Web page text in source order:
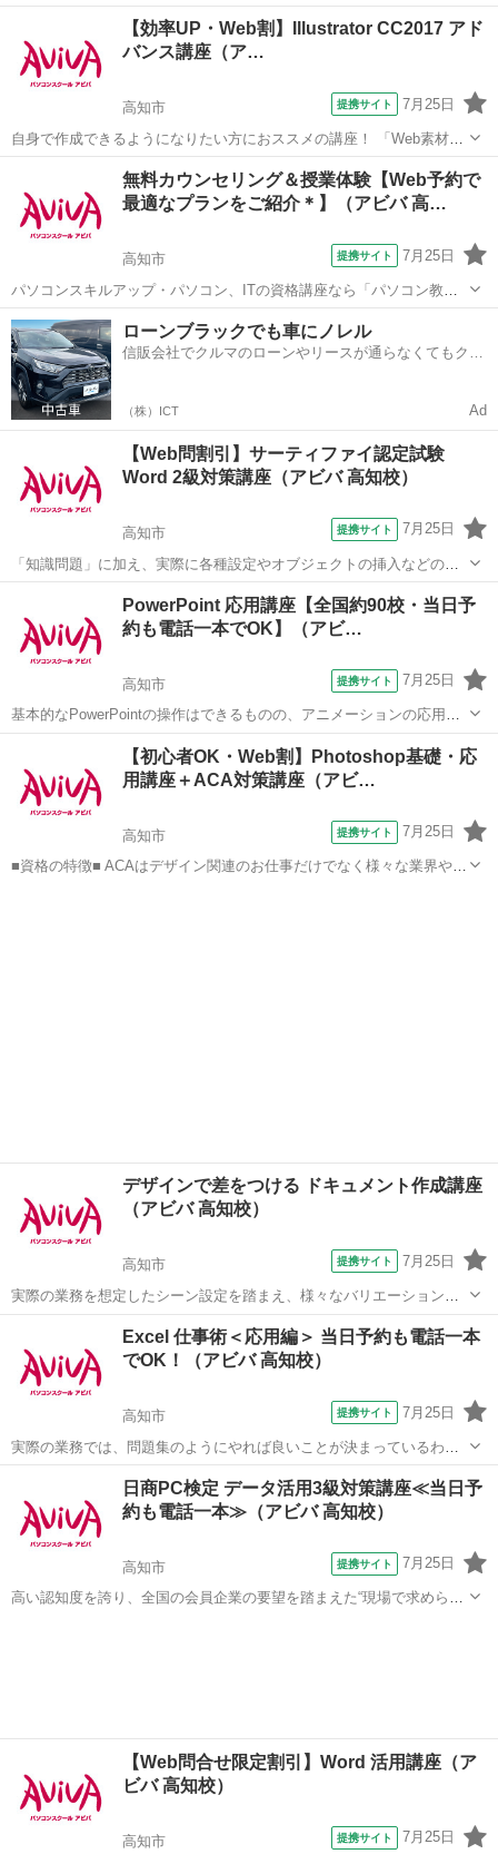
ながら操作を行い、操作の基本からIllustratorの醍醐味である図形やイ
ラストの描画、レイアウトの際に必用なスキルを学習していきます。
実際...
Illustrator
【効率UP・Web割】Illustrator CC2017 アド
バンス講座（ア…
高知市 提携サイト 7月25日
自身で作成できるようになりたい方におススメの講座！ 「Web素材」
や「印刷物」など、テーマに合わせた制作物作成のノウハウを学習し
ます。 バナー画像やリーフレットなど、実際に制作機会の多い成果物
をピックアップしているため、 「...
Illustrator
無料カウンセリング＆授業体験【Web予約で
最適なプランをご紹介＊】（アビバ 高…
高知市 提携サイト 7月25日
パソコンスキルアップ・パソコン、ITの資格講座なら「パソコン教室
アビバ」。 全国直営100校以上で通学に便利！ ただいま、パソコン教
室アビバでは、全国の教室で説明会・無料体験授業を実施中です。 個
別カウンセリングと少人数個別...
高知 高知市 エクセル
ローンブラックでも車にノレル
信販会社でクルマのローンやリースが通らなくてもクル
（株）ICT Ad
【Web問割引】サーティファイ認定試験
Word 2級対策講座（アビバ 高知校）
高知市 提携サイト 7月25日
「知識問題」に加え、実際に各種設定やオブジェクトの挿入などの機
能を駆使した文書を作成する「実技問題」を解くことで、実践的な能
力を証明できる資格制度の、2級対策講座です。
PowerPoint 応用講座【全国約90校・当日予
約も電話一本でOK】（アビ…
高知市 提携サイト 7月25日
基本的なPowerPointの操作はできるものの、アニメーションの応用や
ビデオの挿入など、より見栄えのよいプレゼン資料作成を学びたい方
にオススメの講座です。 ■学習内容■ オリジナルレイアウト作成・図
形/SmartArt...
パワーポイント
【初心者OK・Web割】Photoshop基礎・応
用講座＋ACA対策講座（アビ…
高知市 提携サイト 7月25日
■資格の特徴■ ACAはデザイン関連のお仕事だけでなく様々な業界や企
デザインで差をつける ドキュメント作成講座
（アビバ 高知校）
高知市 提携サイト 7月25日
実際の業務を想定したシーン設定を踏まえ、様々なバリエーションの
ドキュメントを作成していく過程で、Photoshop／Illustrator の機能や
活用方法を学習します。また、見栄えのよいドキュメントを作成する
ための「ナレッ...
Webデザイナー
Excel 仕事術＜応用編＞ 当日予約も電話一本
でOK！（アビバ 高知校）
高知市 提携サイト 7月25日
実際の業務では、問題集のようにやれば良いことが決まっているわけ
ではありません。 この講座では【よくある上司の指示】からスタート
します。意図を汲み取り、Excelを"使える"人になるための講座です。
■学習内容■ 業務に直...
高知市 エクセル
日商PC検定 データ活用3級対策講座≪当日予
約も電話一本≫（アビバ 高知校）
高知市 提携サイト 7月25日
高い認知度を誇り、全国の会員企業の要望を踏まえた“現場で求められ
【Web問合せ限定割引】Word 活用講座（ア
ビバ 高知校）
高知市 提携サイト 7月25日